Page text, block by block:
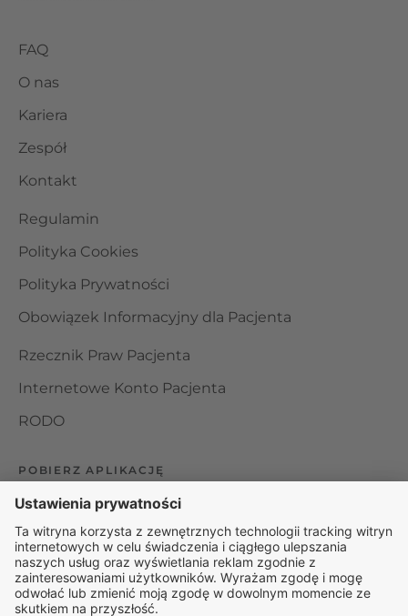
FAQ
O nas
Kariera
Zespół
Kontakt
Regulamin
Polityka Cookies
Polityka Prywatności
Obowiązek Informacyjny dla Pacjenta
Rzecznik Praw Pacjenta
Internetowe Konto Pacjenta
RODO
POBIERZ APLIKACJĘ
Organizator udzielania świadczeń telemedycznych jest
podmiotem leczniczym w rozumieniu ustawy z dnia 15
kwietnia 2011 roku o działalności leczniczej, wpisanym do